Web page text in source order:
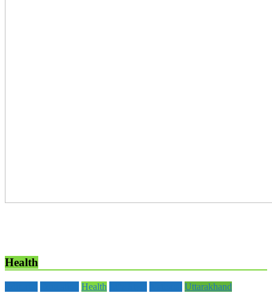
Health
Health Uttarakhand